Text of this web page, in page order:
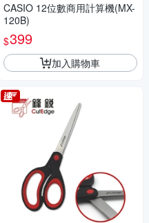
CASIO 12位數商用計算機(MX-
120B)
$399
加入購物車